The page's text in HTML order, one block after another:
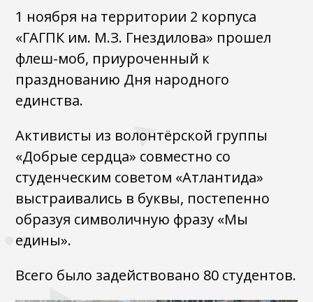
1 ноября на территории 2 корпуса
«ГАГПК им. М.З. Гнездилова» прошел
флеш-моб, приуроченный к
празднованию Дня народного
единства.
Активисты из волонтёрской группы
«Добрые сердца» совместно со
студенческим советом «Атлантида»
выстраивались в буквы, постепенно
образуя символичную фразу «Мы
едины».
Всего было задействовано 80 студентов.